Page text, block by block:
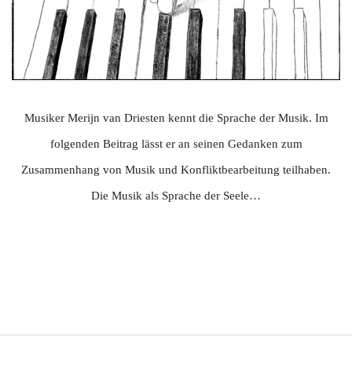
Musiker Merijn van Driesten kennt die Sprache der Musik. Im
folgenden Beitrag lässt er an seinen Gedanken zum
Zusammenhang von Musik und Konfliktbearbeitung teilhaben.
Die Musik als Sprache der Seele…